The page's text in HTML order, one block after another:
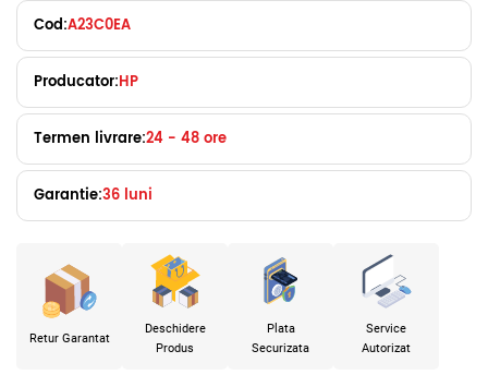
Cod:A23C0EA
Producator:HP
Termen livrare:24 - 48 ore
Garantie:36 luni
Retur Garantat
Deschidere
Produs
Plata
Securizata
Service
Autorizat